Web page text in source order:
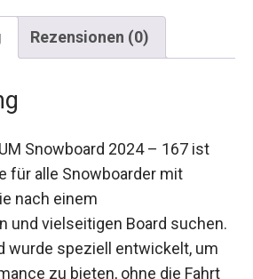
Rezensionen (0)
Snowboard 2024 – 167 ist
für alle Snowboarder mit
nach einem
und vielseitigen Board
wurde speziell
ideale Performance zu